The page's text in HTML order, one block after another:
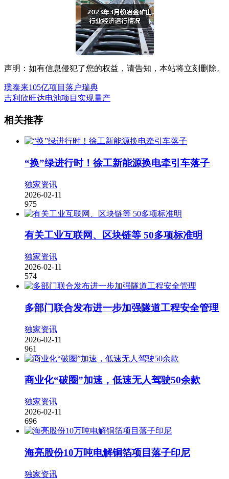
声明：如有信息侵犯了您的权益，请告知，本站将立刻删除。
璞泰来105亿项目落户瑞典
吉利欣旺达电池项目实现量产
相关推荐
“换”绿进行时！徐工新能源换电牵引车落子
独家资讯
2026-02-11
975
有关工业互联网、区块链等 50多项标准明
独家资讯
2026-02-11
574
多部门联合发布进一步加强隧道工程安全管理
独家资讯
2026-02-11
961
商业化“破圈”加速，低速无人驾驶50余款
独家资讯
2026-02-11
696
海亮股份10万吨电解铜箔项目落子印尼
独家资讯